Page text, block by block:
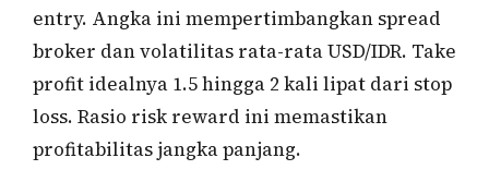
entry. Angka ini mempertimbangkan spread
broker dan volatilitas rata-rata USD/IDR. Take
profit idealnya 1.5 hingga 2 kali lipat dari stop
loss. Rasio risk reward ini memastikan
profitabilitas jangka panjang.